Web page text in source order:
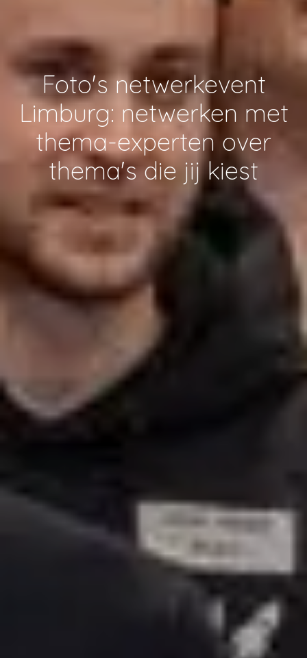
Foto's netwerkevent
Limburg: netwerken met
thema-experten over
thema's die jij kiest